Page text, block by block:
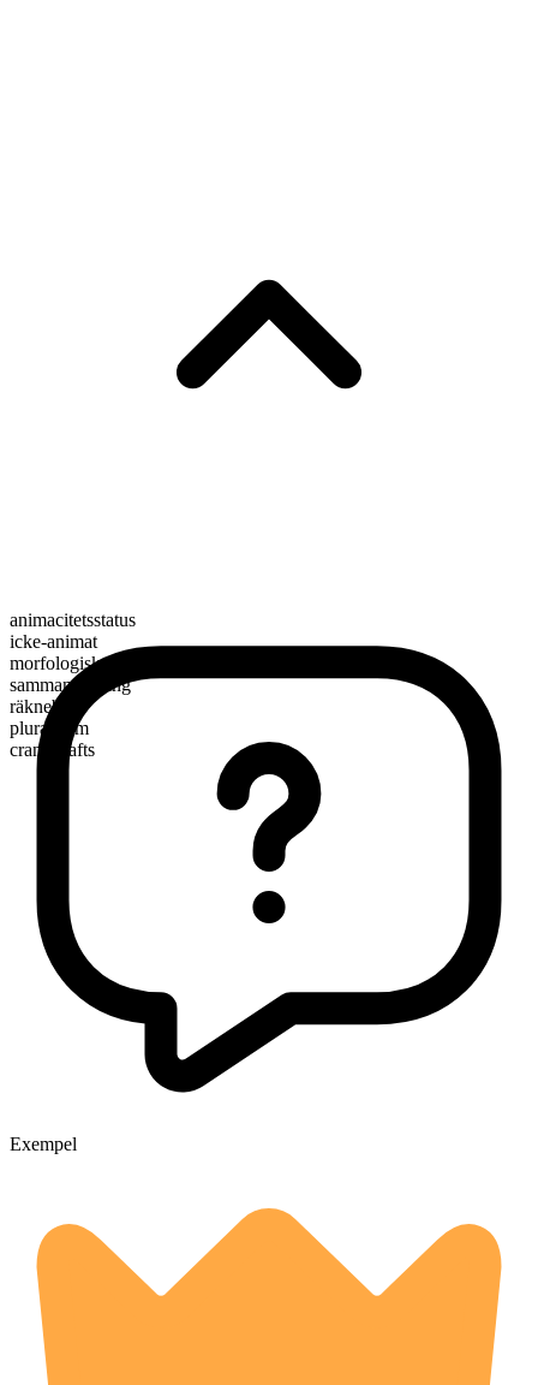
animacitetsstatus
icke-animat
morfologisk sammansättning
sammansättning
räknebart
pluralform
crankshafts
Exempel